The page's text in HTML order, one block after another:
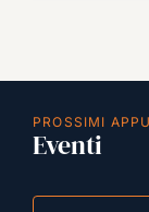
PROSSIMI
Eventi